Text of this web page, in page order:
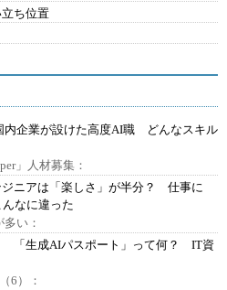
ち位置
企業が設けた高度AI職 どんなスキル
」人材募集：
ジニアは「楽しさ」が半分？ 仕事に
んなに違った
い：
「生成AIパスポート」って何？ IT資
6）：